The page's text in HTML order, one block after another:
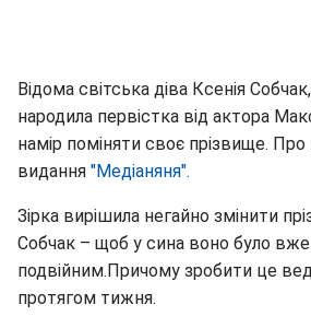
Відома світська діва Ксенія
народила первістка від актора
намір поміняти своє прізвище.
видання "Медіаняня".
Зірка вирішила негайно змінити
Собчак – щоб у сина воно було вже
подвійним.Причому зробити це
протягом тижня.